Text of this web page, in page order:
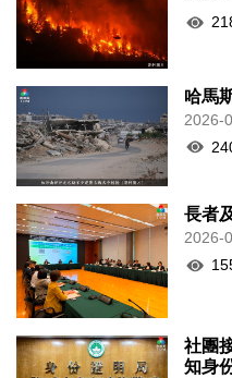
哈馬
2026-
長者
2026-
社團
知身